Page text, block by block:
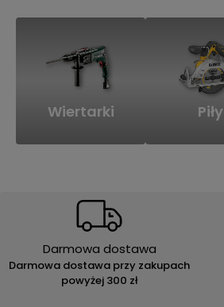
Wiertarki Piły
Darmowa dostawa
Darmowa dostawa przy zakupach
powyżej 300 zł